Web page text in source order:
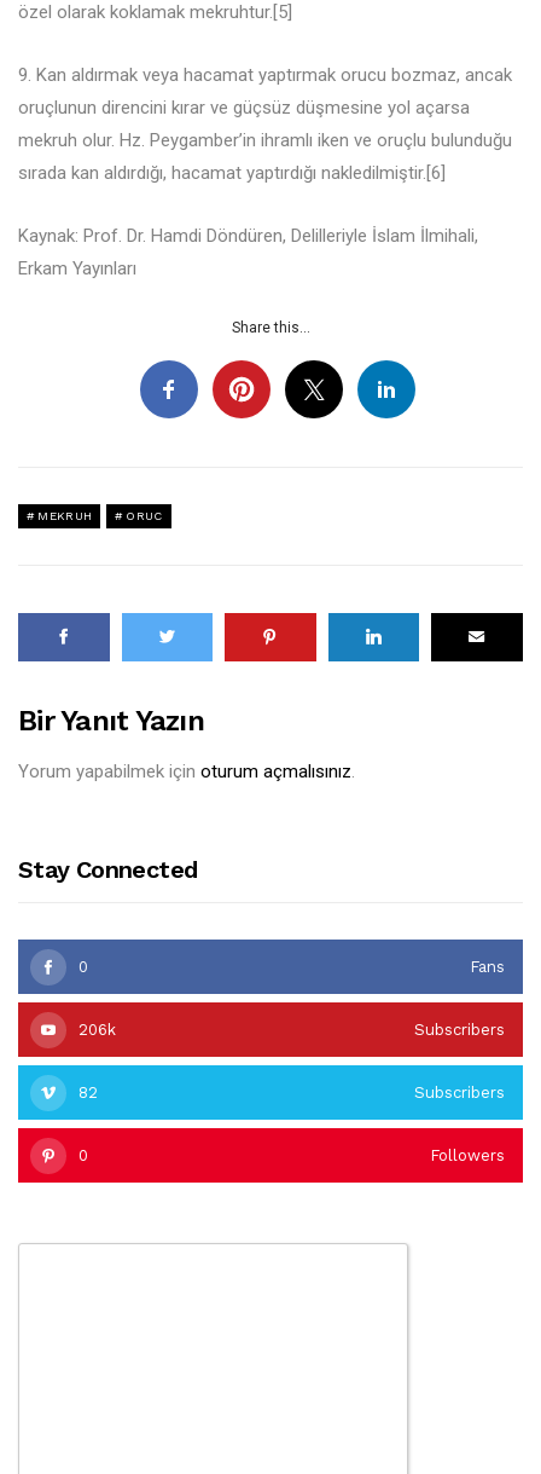
özel olarak koklamak mekruhtur.[5]
9. Kan aldırmak veya hacamat yaptırmak orucu bozmaz, ancak
oruçlunun direncini kırar ve güçsüz düşmesine yol açarsa
mekruh olur. Hz. Peygamber’in ihramlı iken ve oruçlu bulunduğu
sırada kan aldırdığı, hacamat yaptırdığı nakledilmiştir.[6]
Kaynak: Prof. Dr. Hamdi Döndüren, Delilleriyle İslam İlmihali,
Erkam Yayınları
Share this...
MEKRUH ORUC
Bir Yanıt Yazın
Yorum yapabilmek için oturum açmalısınız.
Stay Connected
0 Fans
206k Subscribers
82 Subscribers
0 Followers